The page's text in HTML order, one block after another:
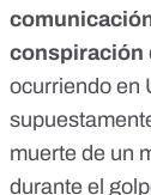
conspiración
ocurriendo en
muerte de un
durante el